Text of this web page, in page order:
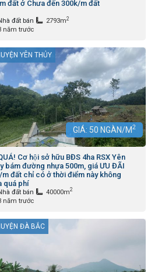
đất ở Chưa đến 300k/m đất
đất bán 2793m2
năm trước
YÊN THỦY
GIÁ: 50 NGÀN/M2
Cơ hội sở hữu BĐS 4ha RSX Yên
bám đường nhựa 500m, giá ƯU ĐÃI
m đất chỉ có ở thời điểm này không
quá phí
đất bán 40000m2
năm trước
ĐÀ BẮC